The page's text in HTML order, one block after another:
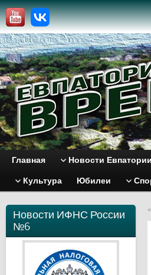
Главная Новости Евпатории
Культура Юбилеи
Новости ИФНС России
№6
«